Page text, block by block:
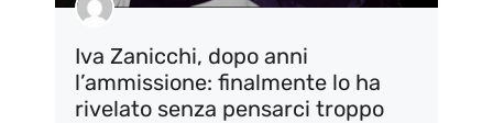
Iva Zanicchi, dopo anni
l’ammissione: finalmente lo ha
rivelato senza pensarci troppo